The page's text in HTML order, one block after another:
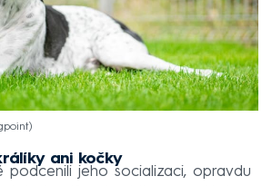
ani kočky
podcenili jeho socializaci, opravdu